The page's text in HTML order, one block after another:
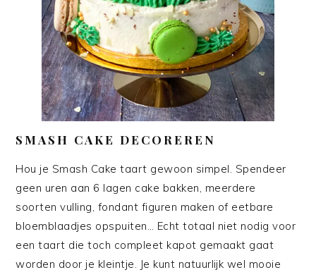
SMASH CAKE DECOREREN
Hou je Smash Cake taart gewoon simpel. Spendeer
geen uren aan 6 lagen cake bakken, meerdere
soorten vulling, fondant figuren maken of eetbare
bloemblaadjes opspuiten… Echt totaal niet nodig voor
een taart die toch compleet kapot gemaakt gaat
worden door je kleintje. Je kunt natuurlijk wel mooie